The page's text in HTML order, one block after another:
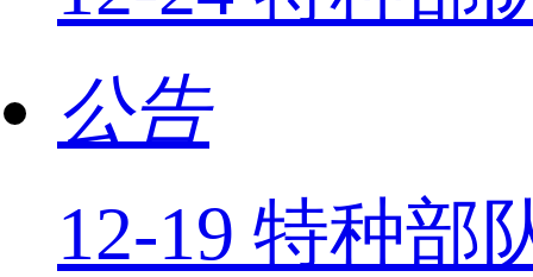
公告
12-19 特种部